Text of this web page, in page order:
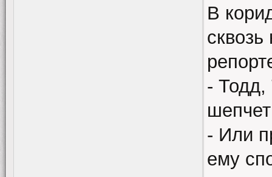
В
- Тодд,
- Или
ему